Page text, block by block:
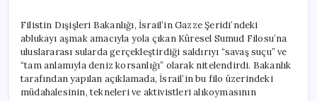
Saldırı
ve
Aktivistlerin
Alıkonulması
Uluslararası
için
Filistin Dışişleri Bakanlığı, İsrail’in Gazze Şeridi’ndeki
ablukayı aşmak amacıyla yola çıkan Küresel Sumud Filosu’na
uluslararası sularda gerçekleştirdiği saldırıyı “savaş suçu” ve
“tam anlamıyla deniz korsanlığı” olarak nitelendirdi. Bakanlık
tarafından yapılan açıklamada, İsrail’in bu filo üzerindeki
müdahalesinin, tekneleri ve aktivistleri alıkoymasının